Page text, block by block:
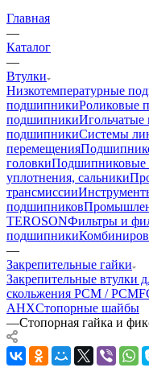
Главная
—
Каталог
—
Втулки
Низкотемпературные
подшипникиРоликовые
подшипники
подшипникиСистемы
перемещения
головкиПодшипниковые
уплотнения, сальники
трансмиссии
подшипников
TEROSONФильтры и
подшипники
—
Закрепительные гайки
Закрепительные втулки
скольжения PCM / PCMF
AHXСтопорные шайбы
—Стопорная гайка и